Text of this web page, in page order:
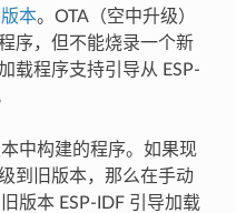
版本。OTA（空中升级）
序，但不能烧录一个新
载程序支持引导从 ESP-
中构建的程序。如果现
到旧版本，那么在手动
版本 ESP-IDF 引导加载